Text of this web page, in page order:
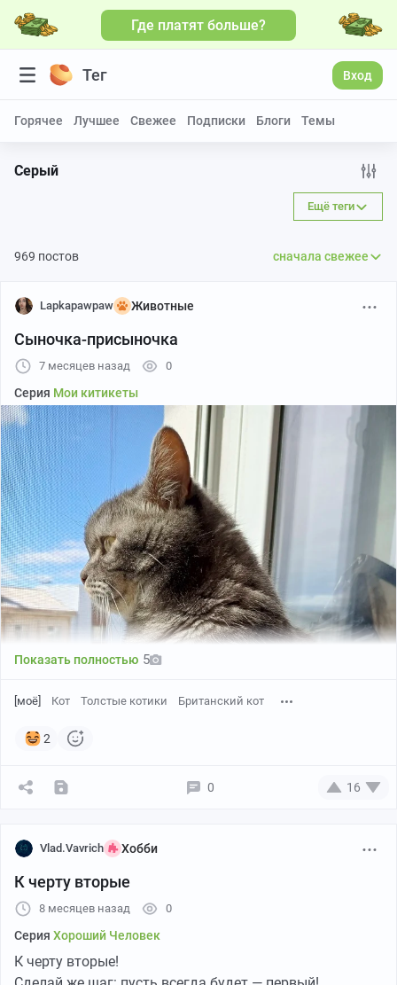
Где платят больше?
Тег Вход
Горячее Лучшее Свежее Подписки Блоги Темы
Серый
Ещё теги
969 постов сначала свежее
Lapkapawpaw Животные
Сыночка-присыночка
7 месяцев назад 0
Серия Мои китикеты
Показать полностью 5
[моё] Кот Толстые котики Британский кот
2
0 16
Vlad.Vavrich Хобби
К черту вторые
8 месяцев назад 0
Серия Хороший Человек
К черту вторые!